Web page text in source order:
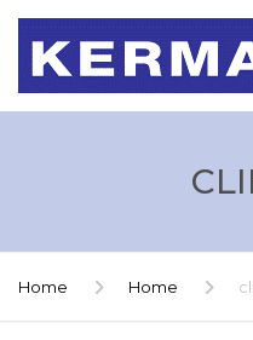
Home Home